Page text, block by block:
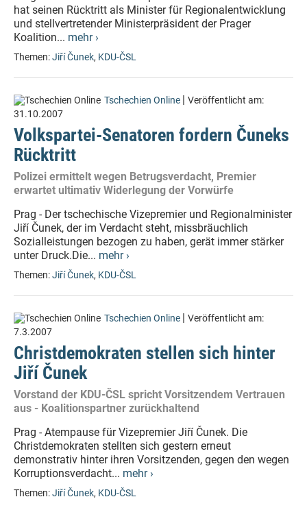
hat seinen Rücktritt als Minister für Regionalentwicklung
und stellvertretender Ministerpräsident der Prager
Koalition... mehr ›
Themen:Jiří Čunek, KDU-ČSL
Tschechien Online | Veröffentlicht am:
31.10.2007
Volkspartei-Senatoren fordern Čuneks
Rücktritt
Polizei ermittelt wegen Betrugsverdacht, Premier
erwartet ultimativ Widerlegung der Vorwürfe
Prag - Der tschechische Vizepremier und Regionalminister
Jiří Čunek, der im Verdacht steht, missbräuchlich
Sozialleistungen bezogen zu haben, gerät immer stärker
unter Druck.Die... mehr ›
Themen:Jiří Čunek, KDU-ČSL
Tschechien Online | Veröffentlicht am:
7.3.2007
Christdemokraten stellen sich hinter
Jiří Čunek
Vorstand der KDU-ČSL spricht Vorsitzendem Vertrauen
aus - Koalitionspartner zurückhaltend
Prag - Atempause für Vizepremier Jiří Čunek. Die
Christdemokraten stellten sich gestern erneut
demonstrativ hinter ihren Vorsitzenden, gegen den wegen
Korruptionsverdacht... mehr ›
Themen:Jiří Čunek, KDU-ČSL